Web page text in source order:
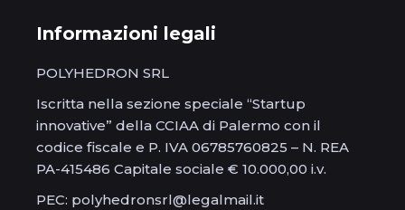
Informazioni legali
POLYHEDRON SRL
Iscritta nella sezione speciale “Startup
innovative” della CCIAA di Palermo con il
codice fiscale e P. IVA 06785760825 – N. REA
PA-415486 Capitale sociale € 10.000,00 i.v.
PEC: polyhedronsrl@legalmail.it